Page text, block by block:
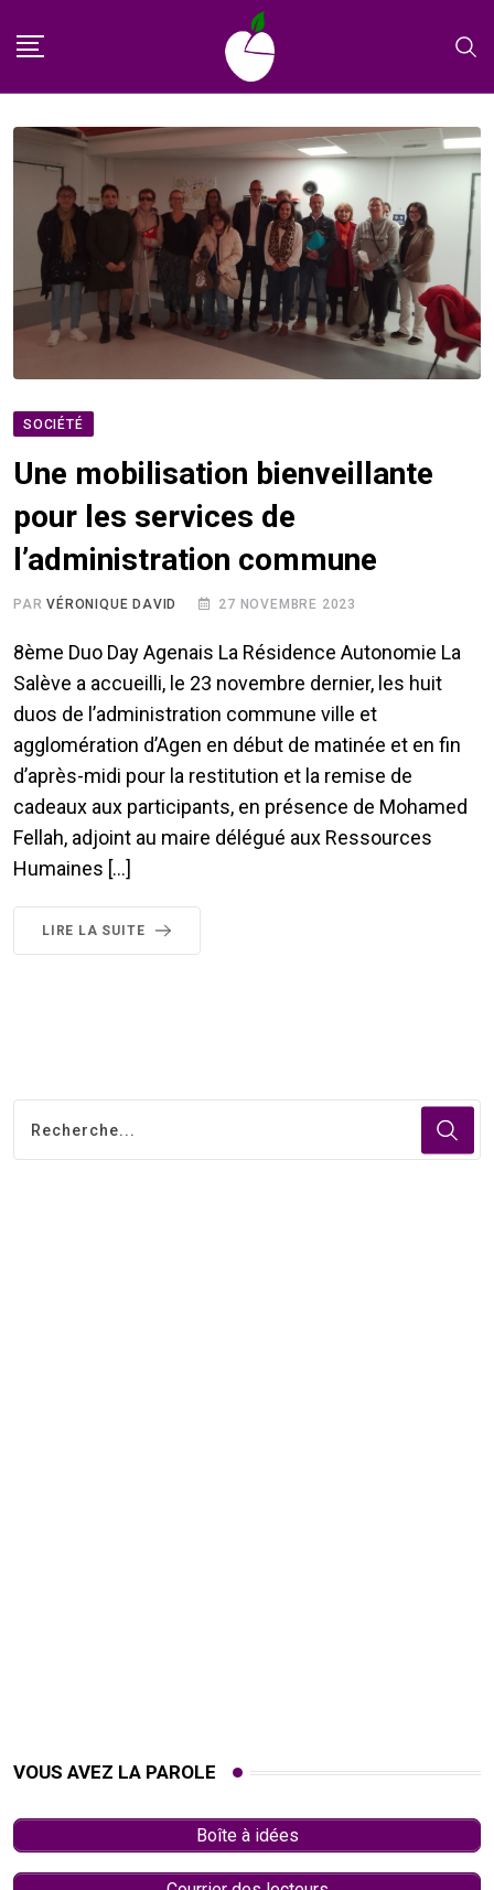
SOCIÉTÉ
Une mobilisation bienveillante
pour les services de
l’administration commune
PARVÉRONIQUE DAVID 27 NOVEMBRE 2023
8ème Duo Day Agenais La Résidence Autonomie La
Salève a accueilli, le 23 novembre dernier, les huit
duos de l’administration commune ville et
agglomération d’Agen en début de matinée et en fin
d’après-midi pour la restitution et la remise de
cadeaux aux participants, en présence de Mohamed
Fellah, adjoint au maire délégué aux Ressources
Humaines […]
LIRE LA SUITE
VOUS AVEZ LA PAROLE
Boîte à idées